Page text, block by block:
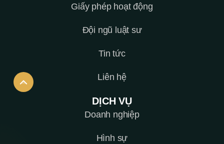
Giấy phép hoạt động
Đội ngũ luật sư
Tin tức
Liên hệ
DỊCH VỤ
Doanh nghiệp
Hình sự